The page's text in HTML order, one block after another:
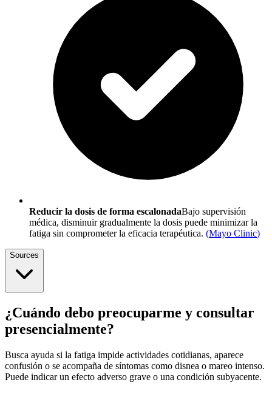
Reducir la dosis de forma escalonadaBajo supervisión
médica, disminuir gradualmente la dosis puede minimizar la
fatiga sin comprometer la eficacia terapéutica. (Mayo Clinic)
Sources
¿Cuándo debo preocuparme y consultar
presencialmente?
Busca ayuda si la fatiga impide actividades cotidianas, aparece
confusión o se acompaña de síntomas como disnea o mareo intenso.
Puede indicar un efecto adverso grave o una condición subyacente.